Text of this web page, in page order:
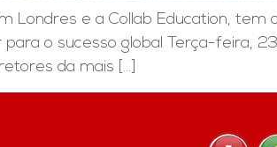
Londres e a Collab Education, tem
o sucesso global Terça-feira,
da mais […]